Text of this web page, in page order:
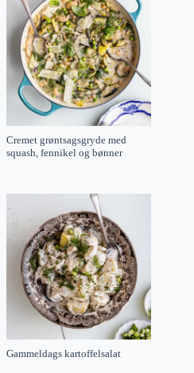
Cremet grøntsagsgryde med
squash, fennikel og bønner
Gammeldags kartoffelsalat